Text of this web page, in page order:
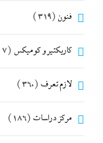
فنون (319)
كاريكتير و كوميكس (7)
لازم تعرف (360)
مركز دراسات (186)